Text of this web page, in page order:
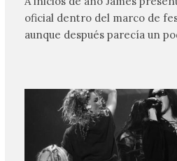
oficial dentro del marco de
aunque después parecía un